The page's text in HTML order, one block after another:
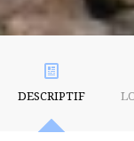
DESCRIPTIF